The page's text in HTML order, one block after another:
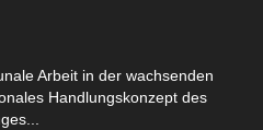
Arbeit in der wachsenden
Handlungskonzept des